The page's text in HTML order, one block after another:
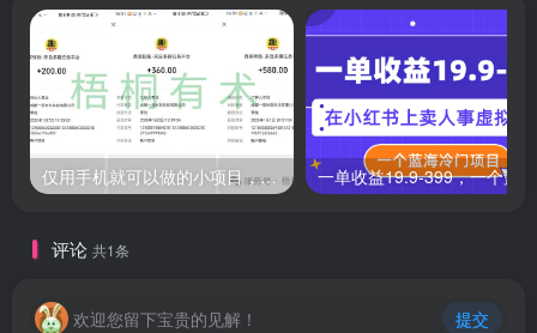
仅用手机就可以做的小项目，当天就能见钱，每天100-300
评论 共1条
欢迎您留下宝贵的见解！ 提交